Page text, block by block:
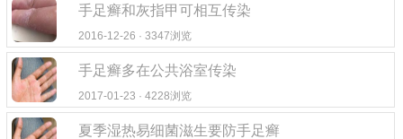
手足癣和灰指甲可相互传染
2016-12-26 · 3347浏览
手足癣多在公共浴室传染
2017-01-23 · 4228浏览
夏季湿热易细菌滋生要防手足癣